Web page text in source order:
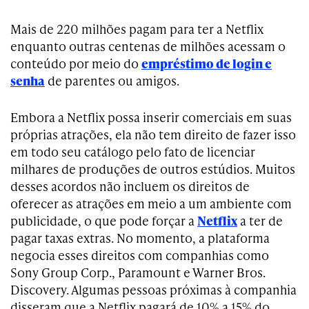
Mais de 220 milhões pagam para ter a Netflix
enquanto outras centenas de milhões acessam o
conteúdo por meio do empréstimo de login e
senha de parentes ou amigos.
Embora a Netflix possa inserir comerciais em suas
próprias atrações, ela não tem direito de fazer isso
em todo seu catálogo pelo fato de licenciar
milhares de produções de outros estúdios. Muitos
desses acordos não incluem os direitos de
oferecer as atrações em meio a um ambiente com
publicidade, o que pode forçar a Netflix a ter de
pagar taxas extras. No momento, a plataforma
negocia esses direitos com companhias como
Sony Group Corp., Paramount e Warner Bros.
Discovery. Algumas pessoas próximas à companhia